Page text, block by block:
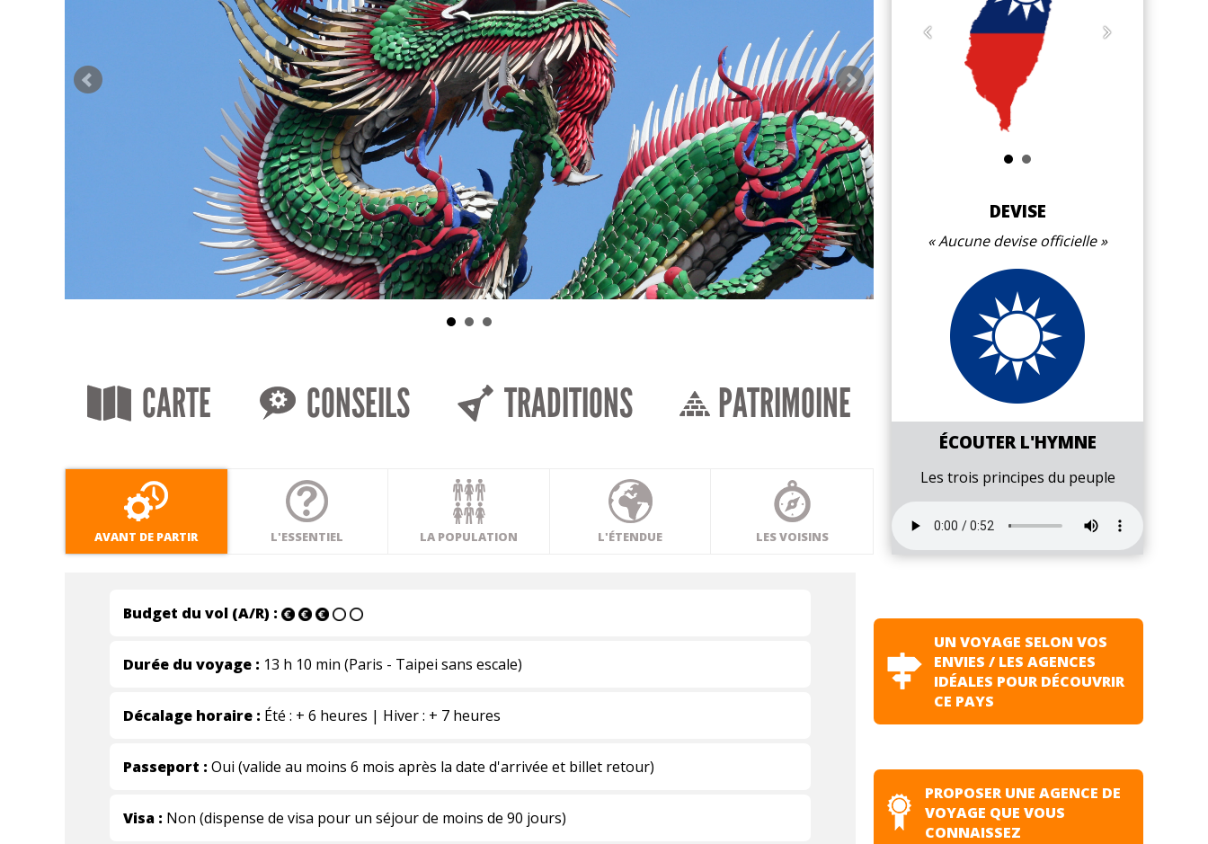
CARTE CONSEILS TRADITIONS PATRIMOINE
AVANT DE PARTIR L'ESSENTIEL LA POPULATION L'ÉTENDUE LES VOISINS
DEVISE
Aucune devise officielle
ÉCOUTER L'HYMNE
Les trois principes du peuple
Budget du vol (A/R) :
Durée du voyage : 13 h 10 min (Paris - Taipei sans escale)
Décalage horaire : Été : + 6 heures | Hiver : + 7 heures
Passeport : Oui (valide au moins 6 mois après la date d'arrivée et billet retour)
Visa : Non (dispense de visa pour un séjour de moins de 90 jours)
UN VOYAGE SELON VOS
ENVIES / LES AGENCES
IDÉALES POUR DÉCOUVRIR
CE PAYS
PROPOSER UNE AGENCE DE
VOYAGE QUE VOUS
CONNAISSEZ